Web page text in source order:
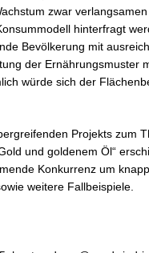
zwar
hinterfragt
Bevölkerung mit
der Ernährungsmuster
würde sich der
Projekts zum
und goldenem Öl“
Konkurrenz um
weitere Fallbeispiele.